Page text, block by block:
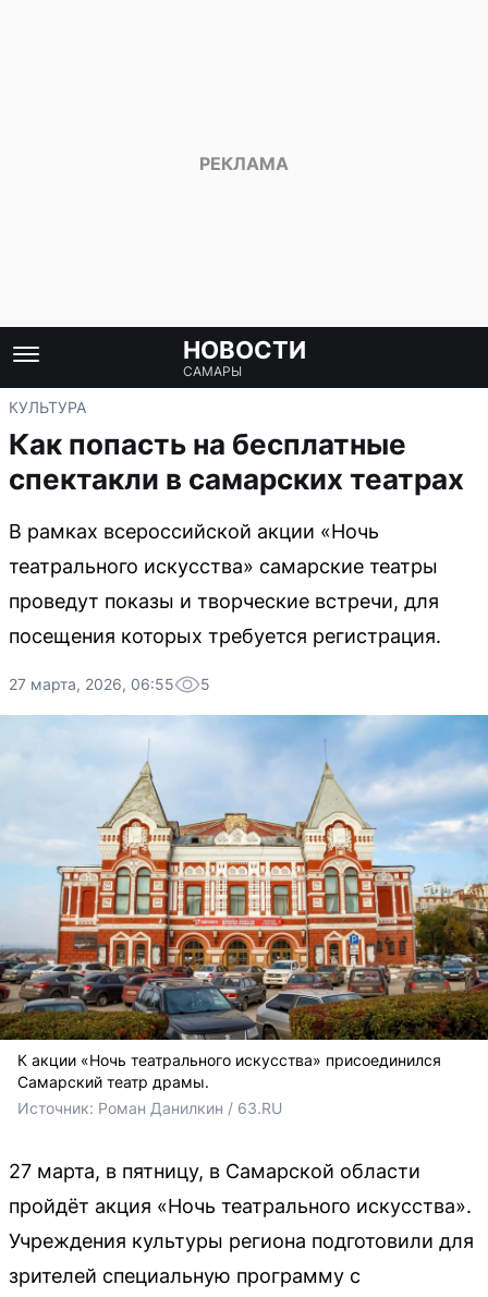
НОВОСТИ
САМАРЫ
КУЛЬТУРА
Как попасть на бесплатные
спектакли в самарских театрах
В рамках всероссийской акции «Ночь
театрального искусства» самарские театры
проведут показы и творческие встречи, для
посещения которых требуется регистрация.
27 марта, 2026, 06:55 5
К акции «Ночь театрального искусства» присоединился
Самарский театр драмы.
Источник: Роман Данилкин / 63.RU
27 марта, в пятницу, в Самарской области
пройдёт акция «Ночь театрального искусства».
Учреждения культуры региона подготовили для
зрителей специальную программу с